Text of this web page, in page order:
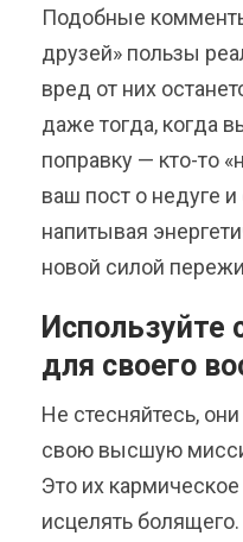
Подобные
друзей» пользы
вред от них
даже тогда, когда
поправку — кто-то
ваш пост о недуге и
напитывая
новой силой
Используйте
для своего
Не стесняйтесь,
свою высшую
Это их
исцелять